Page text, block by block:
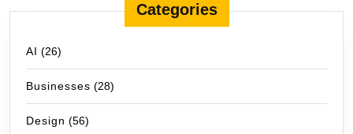
Categories
AI (26)
Businesses (28)
Design (56)